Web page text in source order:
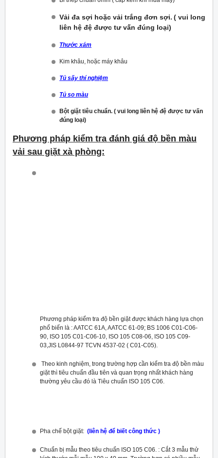
Vải đa sợi hoặc vải trắng đơn sợi. ( vui long
liên hệ đệ được tư vấn đúng loại)
Thước xám
Kim khâu, hoặc máy khâu
Tủ sấy thí nghiệm
Tủ so màu
Bột giặt tiêu chuẩn. ( vui long liên hệ đệ được tư vấn
đúng loại)
Phương pháp kiểm tra đánh giá độ bền màu
vải sau giặt xà phòng:
Phương pháp kiểm tra độ bền giặt được khách hàng lựa chọn
phổ biến là : AATCC 61A, AATCC 61-09; BS 1006 C01-C06-
90, ISO 105 C01-C06-10, ISO 105 C08-06, ISO 105 C09-
03,JIS L0844-97 TCVN 4537-02 ( C01-C05).
Theo kinh nghiệm, trong trường hợp cần kiểm tra độ bền màu
giặt thì tiêu chuẩn đầu tiên và quan trọng nhất khách hàng
thường yêu cầu đó là Tiêu chuẩn ISO 105 C06.
Pha chế bột giặt: (liên hệ để biết công thức )
Chuẩn bị mẫu theo tiêu chuẩn ISO 105 C06. : Cắt 3 mẫu thử